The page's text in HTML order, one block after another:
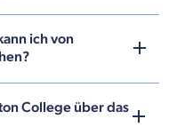
ich von
College über das